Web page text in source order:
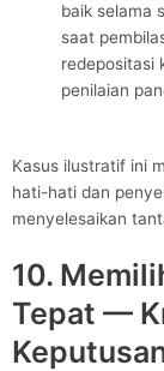
baik selama
saat
redepositasi
penilaian
Kasus ilustratif ini
hati-hati dan
menyelesaikan
10.
Tepat —